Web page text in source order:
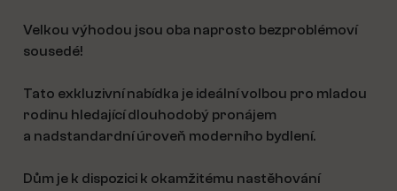
Velkou výhodou jsou oba naprosto bezproblémoví
sousedé!
Tato exkluzivní nabídka je ideální volbou pro mladou
rodinu hledající dlouhodobý pronájem
a nadstandardní úroveň moderního bydlení.
Dům je k dispozici k okamžitému nastěhování